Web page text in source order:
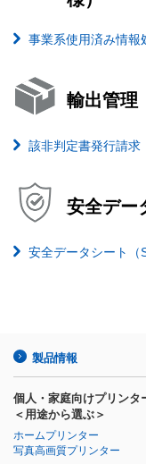
事業系使用済み情報
輸出管理
該非判定書発行請求
安全デー
安全データシート（
製品情報
個人・家庭向けプリンタ
＜用途から選ぶ＞
ホームプリンター
写真高画質プリンター